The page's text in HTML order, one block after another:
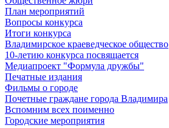
План мероприятий
Вопросы конкурса
Итоги конкурса
Владимирское краеведческое общество
10-летию конкурса посвящается
Медиапроект "Формула дружбы"
Печатные издания
Фильмы о городе
Почетные граждане города Владимира
Вспомним всех поименно
Городские мероприятия